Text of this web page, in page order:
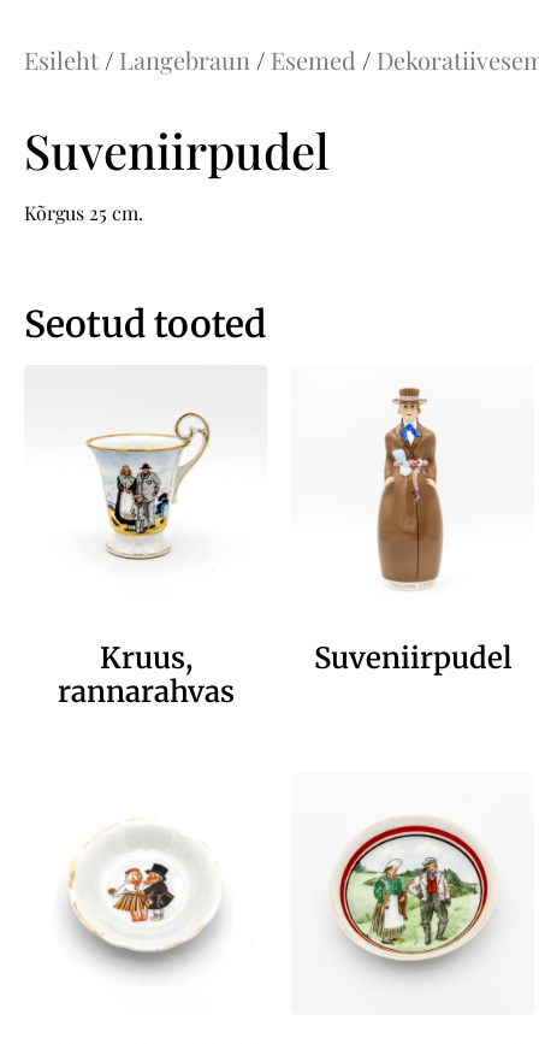
Esileht / Langebraun / Esemed /
Suveniirpudel
Kõrgus 25 cm.
Seotud tooted
Kruus,
rannarahvas
Suveniirpudel